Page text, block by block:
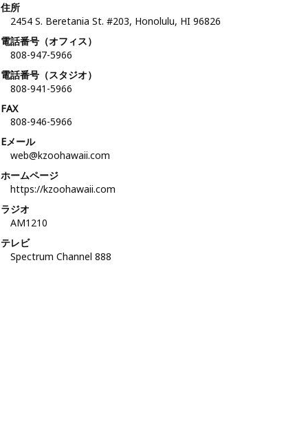
住所
2454 S. Beretania St. #203, Honolulu, HI 96826
電話番号（オフィス）
808-947-5966
電話番号（スタジオ）
808-941-5966
FAX
808-946-5966
Eメール
web@kzoohawaii.com
ホームページ
https://kzoohawaii.com
ラジオ
AM1210
テレビ
Spectrum Channel 888